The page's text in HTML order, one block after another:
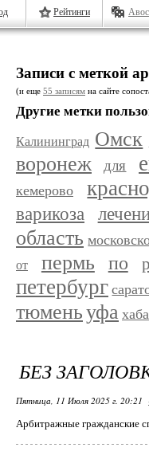
Рейтинги
Записи с меткой
(и еще 55 записям на сайте
Другие метки
Калининград Омск
воронеж для
кемерово
варикоза
область
от пермь по
петербург
тюменьуфа
БЕЗ
Пятница, 11 Июля 2025 г. 20:21
Арбитражные гражданские